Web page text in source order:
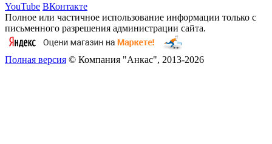
YouTube ВКонтакте
Полное или частичное использование информации только с
письменного разрешения администрации сайта.
Полная версия © Компания "Анкас", 2013-2026